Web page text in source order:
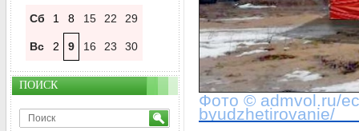
Фото © admvol.ru/
byudzhetirovanie/
Сб 1 8 15 22 29
Вс 2 9 16 23 30
ПОИСК